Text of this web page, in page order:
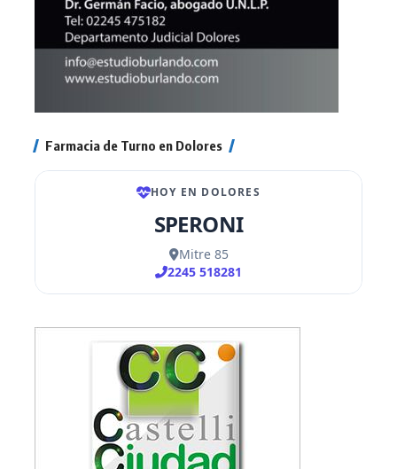
Farmacia de Turno en Dolores